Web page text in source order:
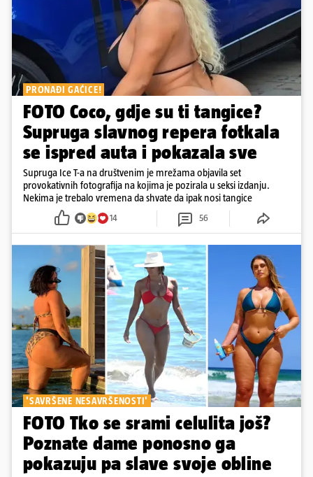
PRONAĐI GAĆICE!
FOTO Coco, gdje su ti tangice?
Supruga slavnog repera fotkala
se ispred auta i pokazala sve
Supruga Ice T-a na društvenim je mrežama objavila set
provokativnih fotografija na kojima je pozirala u seksi izdanju.
Nekima je trebalo vremena da shvate da ipak nosi tangice
14 56
'SAVRŠENE NESAVRŠENOSTI'
FOTO Tko se srami celulita još?
Poznate dame ponosno ga
pokazuju pa slave svoje obline